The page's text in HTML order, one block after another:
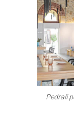
Pedrali